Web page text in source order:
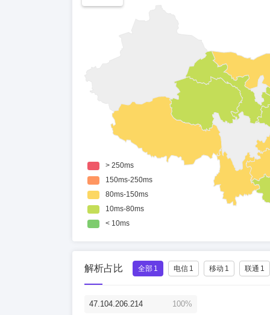
解析占比 全部 1 电信 1 移动 1 联通 1
47.104.206.214 100%